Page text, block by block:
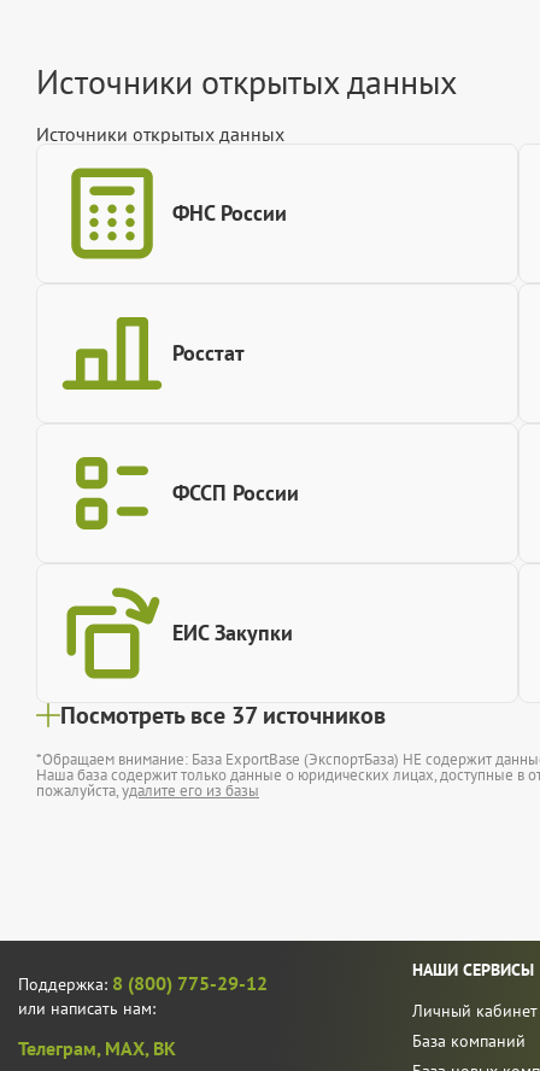
Источники открытых данных
Источники открытых данных
ФНС России
Росстат
ФССП России
ЕИС Закупки
Посмотреть все 37 источников
*Обращаем внимание: База ExportBase (ЭкспортБаза) НЕ содержит
Наша база содержит только данные о юридических лицах, доступные в
пожалуйста,удалите его из базы
Поддержка: 8 (800) 775-29-12
или написать нам:
Телеграм, MAX, ВК
НАШИ СЕРВИСЫ
Личный кабинет
База компаний